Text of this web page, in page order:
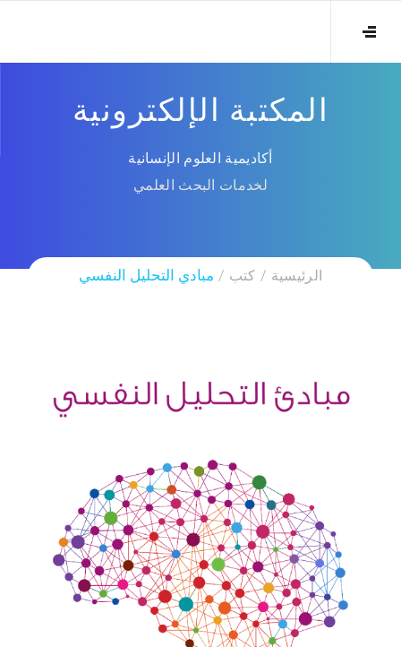
المكتبة الإلكترونية
أكاديمية العلوم الإنسانية
لخدمات البحث العلمي
الرئيسية كتب مبادي التحليل النفسي